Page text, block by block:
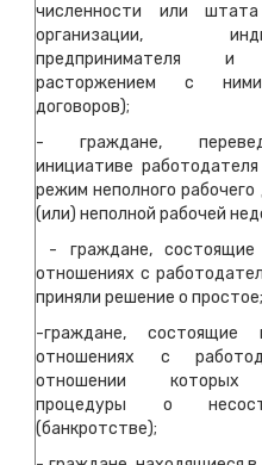
численности или штата
организации,
предпринимателя и
расторжением с
договоров);
- граждане,
инициативе
режим неполного
(или) неполной рабочей
- граждане,
отношениях с
приняли решение о простое;
-граждане, состоящие
отношениях с
отношении которых
процедуры о
(банкротстве);